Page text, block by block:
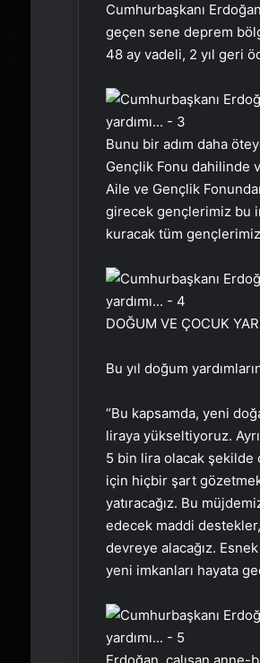
Cumhurbaşkanı
geçen sene deprem
48 ay vadeli, 2 yıl geri
Bunu bir adım daha
Gençlik Fonu dahilinde
Aile ve Gençlik
girecek gençlerimiz bu
kuracak tüm
DOĞUM VE ÇOCUK
Bu yıl doğum
“Bu kapsamda, yeni
liraya yükseltiyoruz.
5 bin lira olacak şekilde
için hiçbir şart
yatıracağız. Bu
edecek maddi
devreye alacağız.
yeni imkanları hayata